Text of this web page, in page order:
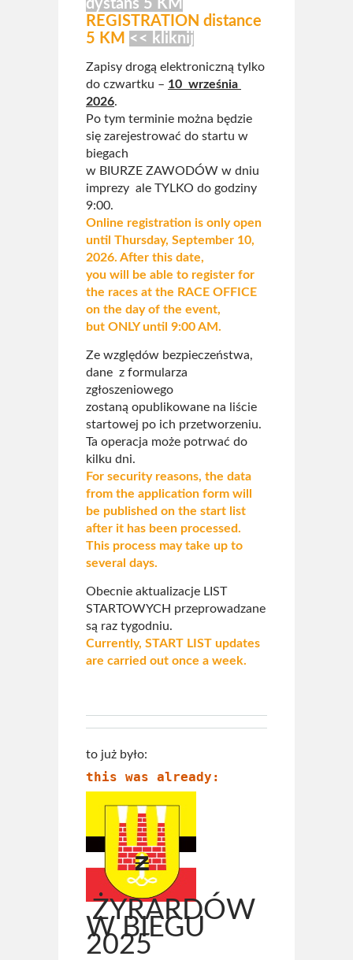
dystans 5 KM
REGISTRATION distance
5 KM << kliknij
Zapisy drogą elektroniczną tylko
do czwartku – 10 września
2026.
Po tym terminie można będzie
się zarejestrować do startu w
biegach
w BIURZE ZAWODÓW w dniu
imprezy ale TYLKO do godziny
9:00.
Online registration is only open
until Thursday, September 10,
2026. After this date,
you will be able to register for
the races at the RACE OFFICE
on the day of the event,
but ONLY until 9:00 AM.
Ze względów bezpieczeństwa,
dane z formularza
zgłoszeniowego
zostaną opublikowane na liście
startowej po ich przetworzeniu.
Ta operacja może potrwać do
kilku dni.
For security reasons, the data
from the application form will
be published on the start list
after it has been processed.
This process may take up to
several days.
Obecnie aktualizacje LIST
STARTOWYCH przeprowadzane
są raz tygodniu.
Currently, START LIST updates
are carried out once a week.
to już było:
this was already:
ŻYRARDÓW
W BIEGU
2025